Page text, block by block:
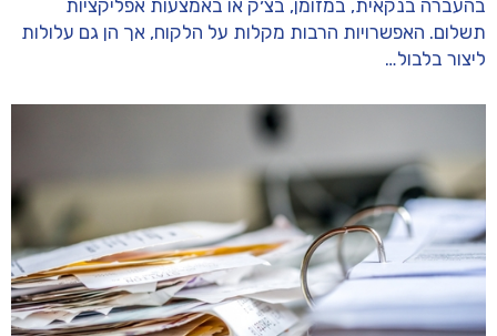
בהעברה בנקאית, במזומן, בצ׳ק או באמצעות אפליקציות
תשלום. האפשרויות הרבות מקלות על הלקוח, אך הן גם עלולות
ליצור בלבול…